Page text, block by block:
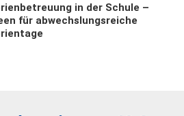
in der Schule –
für abwechslungsreiche